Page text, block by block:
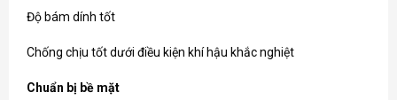
Độ bám dính tốt
Chống chịu tốt dưới điều kiện khí hậu khắc nghiệt
Chuẩn bị bề mặt